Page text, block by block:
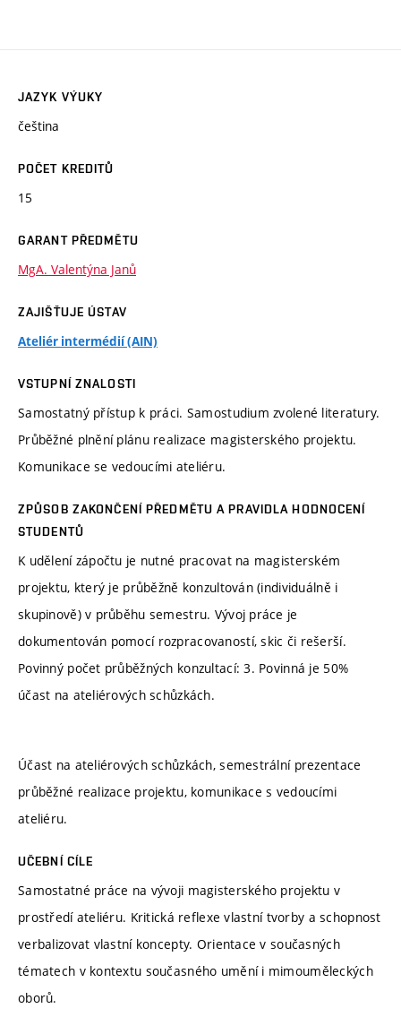
JAZYK VÝUKY
čeština
POČET KREDITŮ
15
GARANT PŘEDMĚTU
MgA. Valentýna Janů
ZAJIŠŤUJE ÚSTAV
Ateliér intermédií (AIN)
VSTUPNÍ ZNALOSTI
Samostatný přístup k práci. Samostudium zvolené literatury.
Průběžné plnění plánu realizace magisterského projektu.
Komunikace se vedoucími ateliéru.
ZPŮSOB ZAKONČENÍ PŘEDMĚTU A PRAVIDLA HODNOCENÍ
STUDENTŮ
K udělení zápočtu je nutné pracovat na magisterském
projektu, který je průběžně konzultován (individuálně i
skupinově) v průběhu semestru. Vývoj práce je
dokumentován pomocí rozpracovaností, skic či rešerší.
Povinný počet průběžných konzultací: 3. Povinná je 50%
účast na ateliérových schůzkách.
Účast na ateliérových schůzkách, semestrální prezentace
průběžné realizace projektu, komunikace s vedoucími
ateliéru.
UČEBNÍ CÍLE
Samostatné práce na vývoji magisterského projektu v
prostředí ateliéru. Kritická reflexe vlastní tvorby a schopnost
verbalizovat vlastní koncepty. Orientace v současných
tématech v kontextu současného umění i mimouměleckých
oborů.